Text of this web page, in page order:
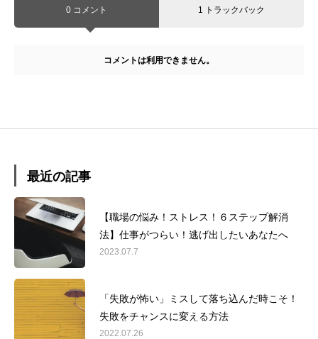
0 コメント 1 トラックバック
コメントは利用できません。
最近の記事
【職場の悩み！ストレス！６ステップ解消
法】仕事がつらい！逃げ出したいあなたへ
2023.07.7
「失敗が怖い」ミスして落ち込んだ時こそ！
失敗をチャンスに変える方法
2022.07.26